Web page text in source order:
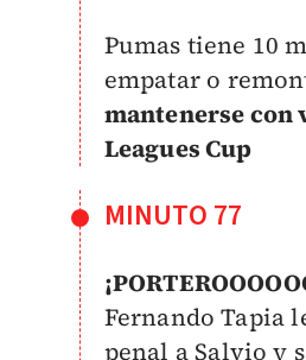
Pumas tiene 10
empatar o
mantenerse con
Leagues Cup
MINUTO 77
Fernando Tapia
penal a Salvio y